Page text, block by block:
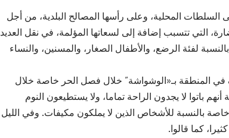
المحلية، وعلى رأسها المصالح البلدية، من أجل
التي تتسبب إضافة إلى لسعاتها المؤلمة، في نقل العديد
لفئة الرضع، والأطفال الصغار، والمسنين، والنساء
في المنطقة بـ«الوشواشة” خلال فصل الحر خاصة خلال
باتوا لا يجدون الراحة تماما، ولا يستطيعون النوم
بالنسبة للأشخاص الذين لا يملكون مكيفات. وفي الليل
كما قالوا.